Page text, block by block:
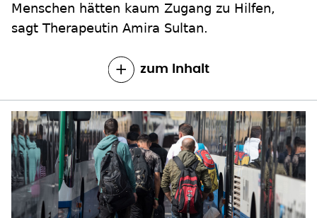
Menschen hätten kaum Zugang zu Hilfen,
sagt Therapeutin Amira Sultan.
zum Inhalt